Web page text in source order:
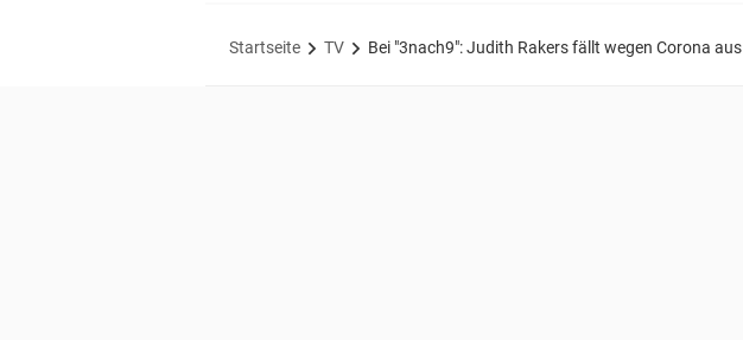
Startseite TV Bei "3nach9": Judith Rakers fällt wegen Corona aus